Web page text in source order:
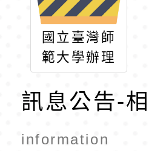
國立臺灣師
範大學辦理
「跨域思維
在國中小社
的理論與實
訊息公告-
information